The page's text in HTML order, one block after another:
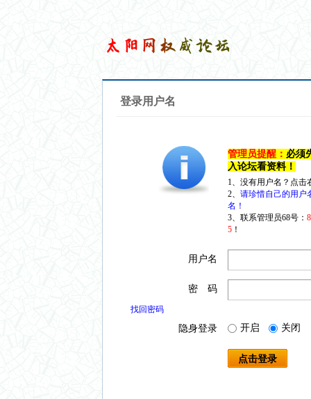
登录用户名
管理员提醒： 必须
入论坛看资料！
1、没有用户名？点
2、 请珍惜自己的用户
名！
3、联系管理员68号：
5 ！
用户名
密 码
找回密码
隐身登录 开启 关闭
点击登录